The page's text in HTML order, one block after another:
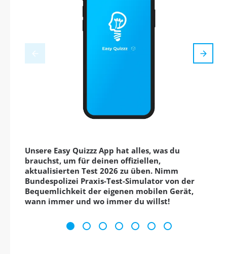
Unsere Easy Quizzz App hat alles, was du
brauchst, um für deinen offiziellen,
aktualisierten Test 2026 zu üben. Nimm
Bundespolizei Praxis-Test-Simulator von der
Bequemlichkeit der eigenen mobilen Gerät,
wann immer und wo immer du willst!